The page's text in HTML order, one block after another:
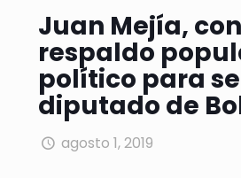
Juan Mejía,
respaldo
político para
diputado de
agosto 1, 2019